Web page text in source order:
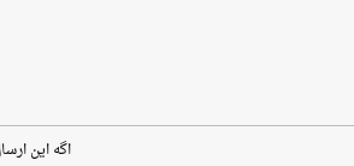
اگه این